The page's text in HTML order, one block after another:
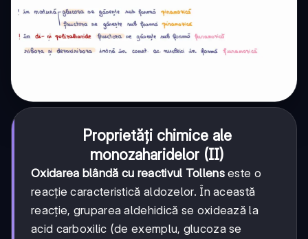
Proprietăți chimice ale
monozaharidelor (II)
Oxidarea blândă cu reactivul Tollenseste o
reacție caracteristică aldozelor. În această
reacție, gruparea aldehidică se oxidează la
acid carboxilic (de exemplu, glucoza se